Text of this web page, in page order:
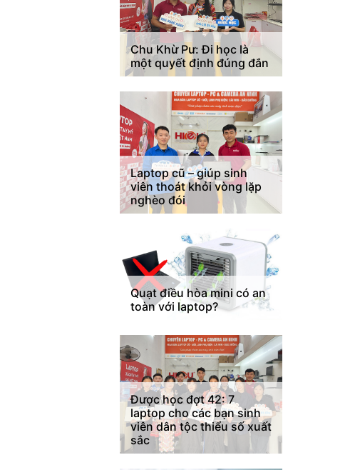
Chu Khừ Pư: Đi học là
một quyết định đúng đắn
Laptop cũ – giúp sinh
viên thoát khỏi vòng lặp
nghèo đói
Quạt điều hòa mini có an
toàn với laptop?
Được học đợt 42: 7
laptop cho các bạn sinh
viên dân tộc thiểu số xuất
sắc